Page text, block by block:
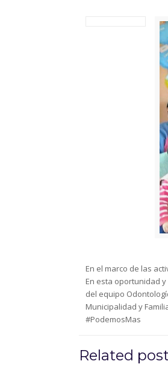
En el marco de las
En esta oportunidad
del equipo
Municipalidad y
#PodemosMas
Related